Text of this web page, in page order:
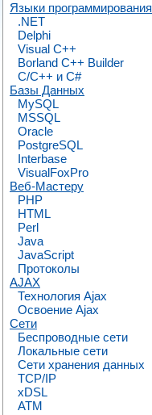
Языки программирования
.NET
Delphi
Visual C++
Borland C++ Builder
C/С++ и C#
Базы Данных
MySQL
MSSQL
Oracle
PostgreSQL
Interbase
VisualFoxPro
Веб-Мастеру
PHP
HTML
Perl
Java
JavaScript
Протоколы
AJAX
Технология Ajax
Освоение Ajax
Сети
Беспроводные сети
Локальные сети
Сети хранения данных
TCP/IP
xDSL
ATM